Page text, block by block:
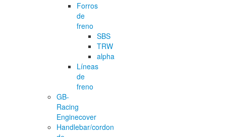
Forros
de
freno
SBS
TRW
alpha
Líneas
de
freno
GB-
Racing
Enginecover
Handlebar/cordon